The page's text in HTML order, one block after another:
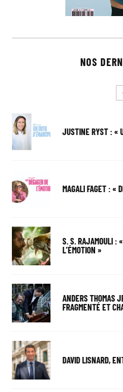
NOS
JUSTINE RYST : «
MAGALI FAGET : «
S. S. RAJAMOULI :
L’ÉMOTION »
ANDERS THOMAS
FRAGMENTÉ ET
DAVID LISNARD,